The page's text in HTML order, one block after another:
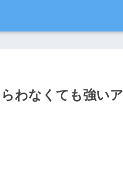
わなくても強いア